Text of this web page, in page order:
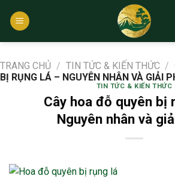
qua
TRANG CHỦ / TIN TỨC & KIẾN THỨC /
BỊ RỤNG LÁ – NGUYÊN NHÂN VÀ GIẢI
TIN TỨC & KIẾN THỨC
Cây hoa đỗ quyên bị
Nguyên nhân và